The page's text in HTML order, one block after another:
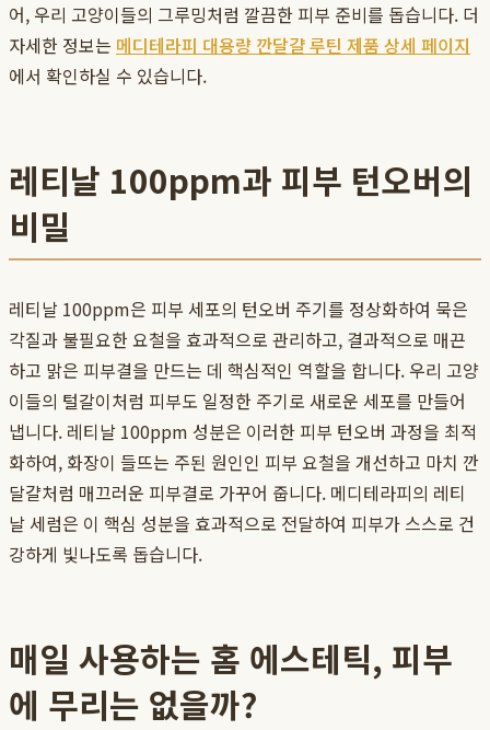
어, 우리 고양이들의 그루밍처럼 깔끔한 피부 준비를 돕습니다. 더
자세한 정보는 메디테라피 대용량 깐달걀 루틴 제품 상세 페이지
에서 확인하실 수 있습니다.
레티날 100ppm과 피부 턴오버의
비밀
레티날 100ppm은 피부 세포의 턴오버 주기를 정상화하여 묵은
각질과 불필요한 요철을 효과적으로 관리하고, 결과적으로 매끈
하고 맑은 피부결을 만드는 데 핵심적인 역할을 합니다. 우리 고양
이들의 털갈이처럼 피부도 일정한 주기로 새로운 세포를 만들어
냅니다. 레티날 100ppm 성분은 이러한 피부 턴오버 과정을 최적
화하여, 화장이 들뜨는 주된 원인인 피부 요철을 개선하고 마치 깐
달걀처럼 매끄러운 피부결로 가꾸어 줍니다. 메디테라피의 레티
날 세럼은 이 핵심 성분을 효과적으로 전달하여 피부가 스스로 건
강하게 빛나도록 돕습니다.
매일 사용하는 홈 에스테틱, 피부
에 무리는 없을까?